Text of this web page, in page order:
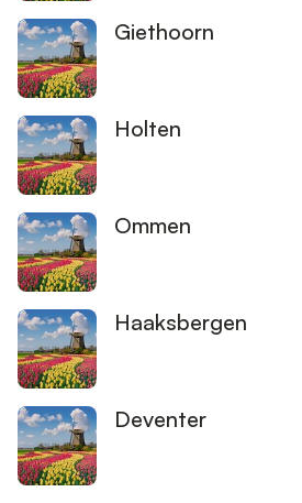
Giethoorn
Holten
Ommen
Haaksbergen
Deventer